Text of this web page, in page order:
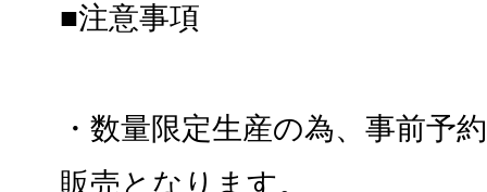
■注意事項
・数量限定生産の為、事前予
販売となります。